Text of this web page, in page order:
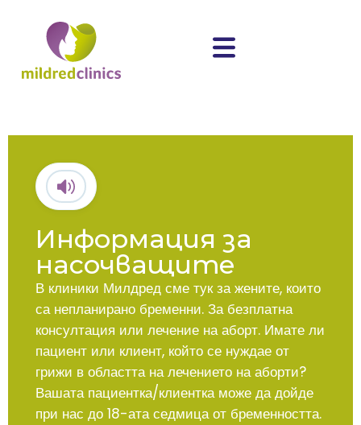
Информация за
насочващите
В клиники Милдред сме тук за жените, които
са непланирано бременни. За безплатна
консултация или лечение на аборт. Имате ли
пациент или клиент, който се нуждае от
грижи в областта на лечението на аборти?
Вашата пациентка/клиентка може да дойде
при нас до 18-ата седмица от бременността.